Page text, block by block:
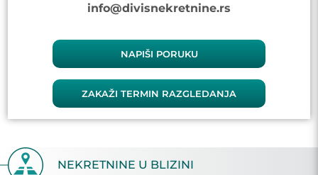
info@divisnekretnine.rs
NAPIŠI PORUKU
ZAKAŽI TERMIN RAZGLEDANJA
NEKRETNINE U BLIZINI